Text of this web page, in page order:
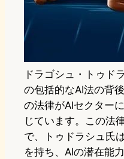
ドラゴシュ・トゥド
の包括的なAI法の背
の法律がAIセクター
じています。この法
で、トゥドラシュ氏
を持ち、AIの潜在能